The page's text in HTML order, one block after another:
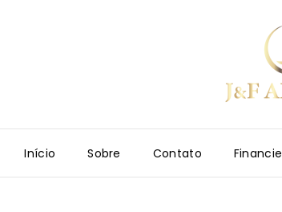
Início Sobre Contato Financie